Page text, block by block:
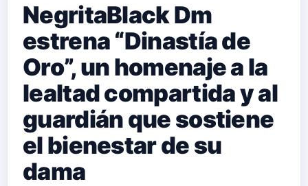
NegritaBlack Dm
estrena “Dinastía de
Oro”, un homenaje a la
lealtad compartida y al
guardián que sostiene
el bienestar de su
dama